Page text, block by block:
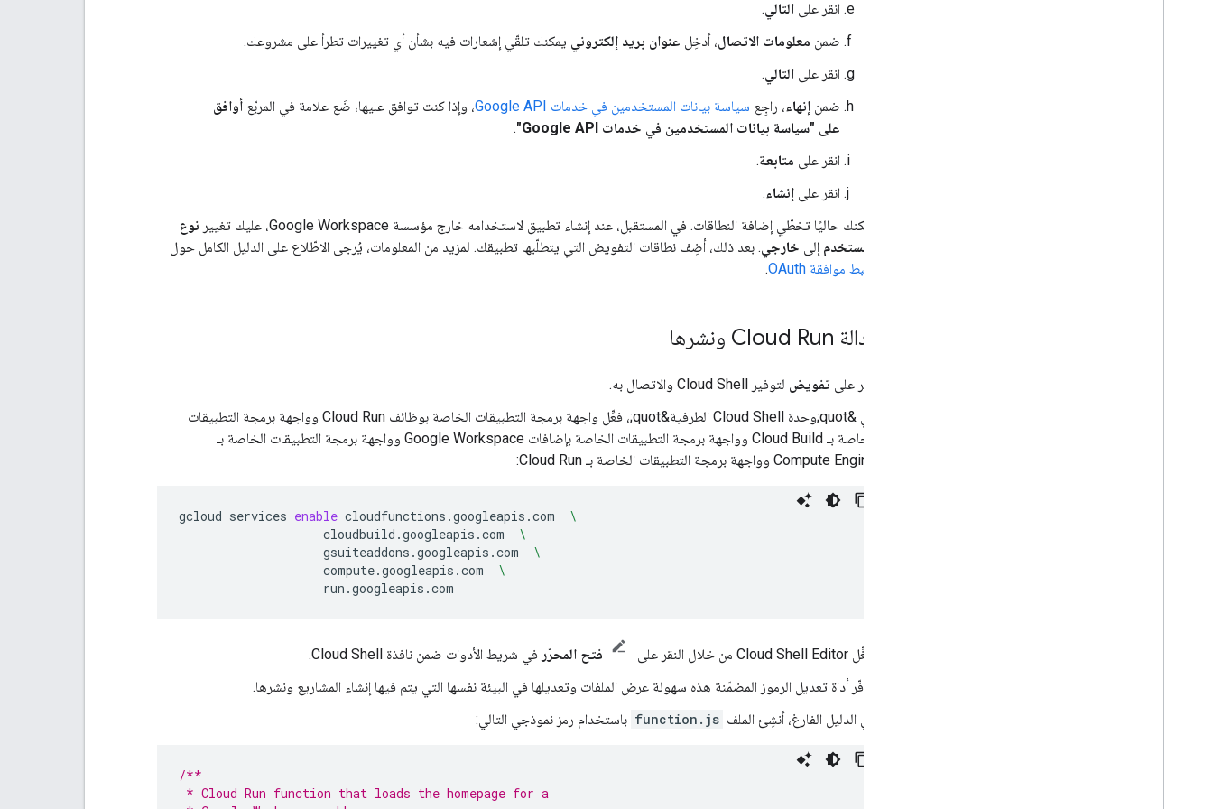
انقر على التالي.
ضمن معلومات الاتصال، أدخِل عنوان بريد إلكتروني يمكنك تلقّي إشعارات فيه بشأن أي تغييرات تطرأ على مشروعك.
انقر على التالي.
ضمن إنهاء، راجِع سياسة بيانات المستخدمين في خدمات Google API ، وإذا كنت توافق عليها، ضَع علامة في المربّع أوافق
على "سياسة بيانات المستخدمين في خدمات Google API"
.
انقر على متابعة.
انقر على إنشاء.
يمكنك حاليًا تخطّي إضافة النطاقات. في المستقبل، عند إنشاء تطبيق لاستخدامه خارج مؤسسة Google Workspace، عليك تغيير
نوع
المستخدم إلى خارجي. بعد ذلك، أضِف نطاقات التفويض التي يتطلّبها تطبيقك. لمزيد من المعلومات، يُرجى الاطّلاع على الدليل الكامل حول
ضبط موافقة OAuth
.
إنشاء دالة Cloud Run ونشرها
انقر على تفويض لتوفير Cloud Shell والاتصال به.
في &quot;وحدة Cloud Shell الطرفية&quot;، فعِّل واجهة برمجة التطبيقات الخاصة بوظائف Cloud Run وواجهة برمجة التطبيقات
الخاصة بـ Cloud Build وواجهة برمجة التطبيقات الخاصة بإضافات Google Workspace وواجهة برمجة التطبيقات الخاصة بـ
Compute Engine وواجهة برمجة التطبيقات الخاصة بـ Cloud Run:
gcloud services enable cloudfunctions.googleapis.com
\
cloudbuild.googleapis.com
\
gsuiteaddons.googleapis.com
\
compute.googleapis.com
\
شغِّل Cloud Shell Editor من خلال النقر على فتح المحرّر في شريط الأدوات ضمن نافذة Cloud Shell.
توفّر أداة تعديل الرموز المضمّنة هذه سهولة عرض الملفات وتعديلها في البيئة نفسها التي يتم فيها إنشاء المشاريع ونشرها.
في الدليل الفارغ، أنشِئ الملف function.js باستخدام رمز نموذجي التالي:
/**
* Cloud Run function that loads the homepage for a